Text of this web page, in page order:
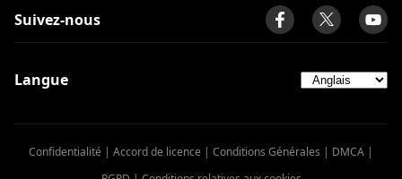
Suivez-nous
Langue
Confidentialité | Accord de licence | Conditions Générales | DMCA |